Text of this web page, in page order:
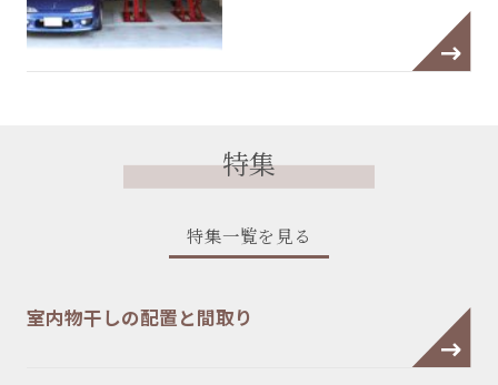
特集
特集一覧を見る
室内物干しの配置と間取り